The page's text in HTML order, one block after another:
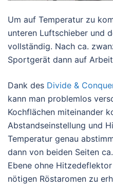
Um auf Temperatur zu
unteren Luftschieber und
vollständig. Nach ca.
Sportgerät dann auf
Dank des Divide &
kann man problemlos
Kochflächen miteinander
Abstandseinstellung und
Temperatur genau
dann von beiden Seiten
Ebene ohne
nötigen Röstaromen zu